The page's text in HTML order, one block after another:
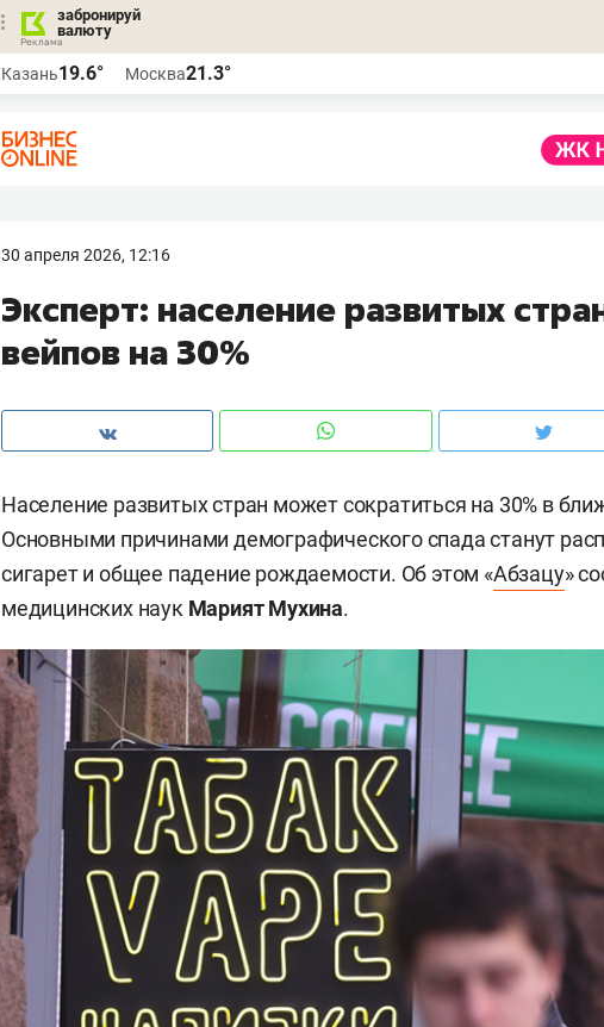
забронируй
валюту
Казань19.6° Москва21.3°
30 апреля 2026, 12:16
Эксперт: население развитых
вейпов на 30%
Население развитых стран может сократиться на 30% в
Основными причинами демографического спада станут
сигарет и общее падение рождаемости. Об этом «Абзацу»
медицинских наук Марият Мухина.